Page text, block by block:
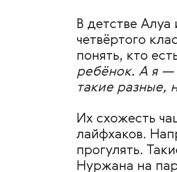
В детстве
четвёртого
понять, кто
ребёнок. А я —
такие разные,
Их схожесть
лайфхаков.
прогулять.
Нуржана на